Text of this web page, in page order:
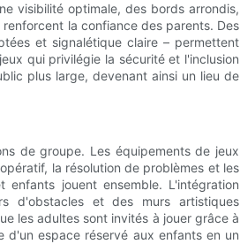
visibilité optimale, des bords arrondis,
la confiance des parents. Des
et signalétique claire – permettent
qui privilégie la sécurité et l'inclusion
plus large, devenant ainsi un lieu de
de groupe. Les équipements de jeux
la résolution de problèmes et les
jouent ensemble. L'intégration
d'obstacles et des murs artistiques
les adultes sont invités à jouer grâce à
d'un espace réservé aux enfants en un